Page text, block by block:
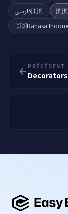
🇮🇷فارسی 🇫🇷
🇮🇩Bahasa
PRÉCÉDENT
Decorators